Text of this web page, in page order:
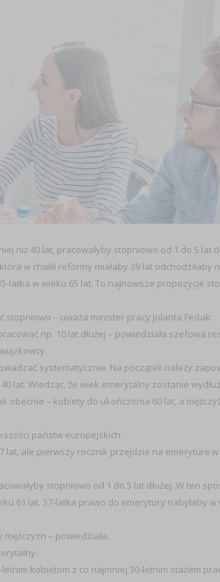
niż 40 lat, pracowałyby stopniowo od 1 do 5 lat
w chwili reformy miałaby 39 lat odchodziłaby
latka w wieku 65 lat. To najnowsze propozycje
– uważa minister pracy Jolanta Fedak.
np. 10 lat dłużej – powiedziała szefowa
systematycznie. Na początek należy
lat. Wiedząc, że wiek emerytalny zostanie
– kobiety do ukończenia 60 lat, a
państw europejskich.
lat, ale pierwszy rocznik przejdzie na emeryturę
stopniowo od 1 do 5 lat dłużej. W ten
61 lat. 37-latka prawo do emerytury nabyłaby w
– powiedziała.
kobietom z co najmniej 30-letnim stażem